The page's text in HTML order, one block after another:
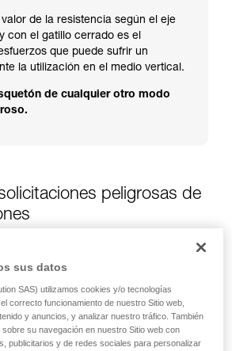
técnicas, solo y con total
antes de ejecutarlas de forma
de técnicas relacionadas con
aquí.
de la resistencia según el eje
con el gatillo cerrado es el
que puede sufrir un
la utilización en el medio vertical.
de cualquier otro modo
peligrosas de
sus datos
SAS) utilizamos cookies y/o tecnologías
correcto funcionamiento de nuestro Sitio web,
y anuncios, y analizar nuestro tráfico. También
su navegación en nuestro Sitio web con
publicitarios y de redes sociales para personalizar